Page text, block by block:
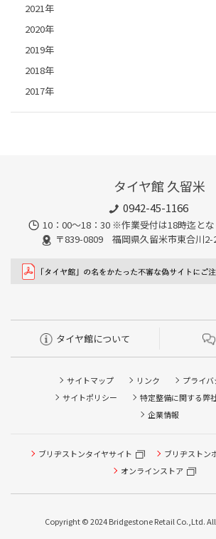
2021年
2020年
2019年
2018年
2017年
タイヤ館 久留米
0942-45-1166
10：00～18：30 ※作業受付は18時迄と
〒839-0809 福岡県久留米市東合川2-
タイヤ館について
サイトマップ リンク
プライ
サイトポリシー
特定整備に関する弊
企業情報
ブリヂストンタイヤサイト
ブリヂストン
オンラインストア
Copyright © 2024 Bridgestone Retail Co.,Ltd.